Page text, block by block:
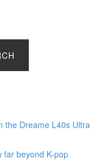
the Dreame L40s Ultra
far beyond K-pop